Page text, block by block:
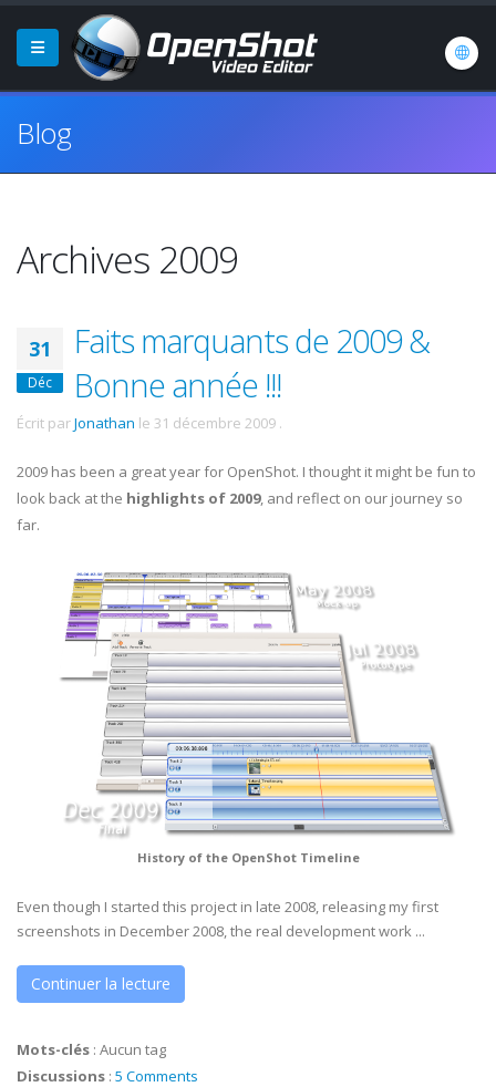
Blog
Archives 2009
31
Déc
Faits marquants de 2009 &
Bonne année !!!
Écrit parJonathan le 31 décembre 2009 .
2009 has been a great year for OpenShot. I thought it might be fun to
look back at the highlights of 2009, and reflect on our journey so
far.
History of the OpenShot Timeline
Even though I started this project in late 2008, releasing my first
screenshots in December 2008, the real development work ...
Continuer la lecture
Mots-clés : Aucun tag
Discussions : 5 Comments